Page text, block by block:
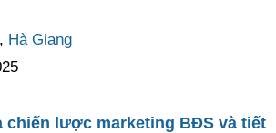
, Hà Giang
chiến lược marketing BĐS và tiết